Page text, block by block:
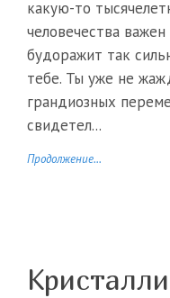
какую-то
человечества
будоражит так
тебе. Ты уже не
грандиозных
свидетел...
Продолжение...